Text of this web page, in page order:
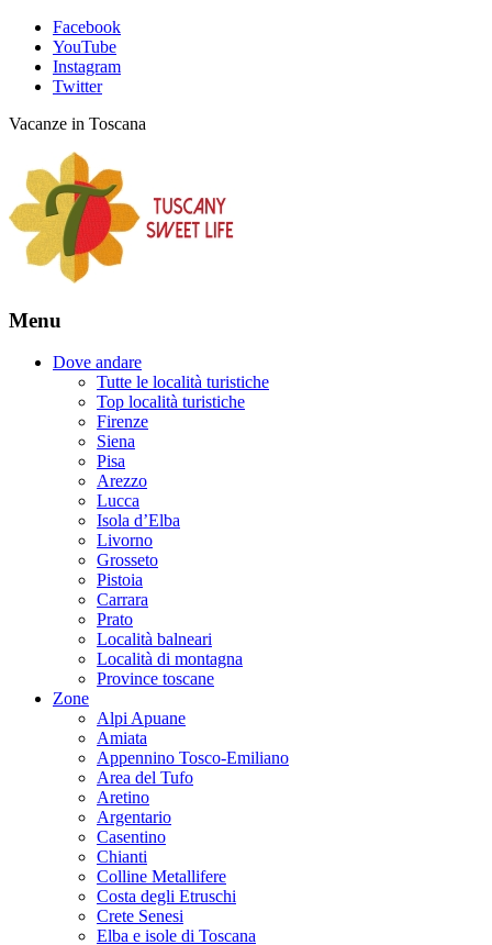
Facebook
YouTube
Instagram
Twitter
Vacanze in Toscana
Menu
Dove andare
Tutte le località turistiche
Top località turistiche
Firenze
Siena
Pisa
Arezzo
Lucca
Isola d’Elba
Livorno
Grosseto
Pistoia
Carrara
Prato
Località balneari
Località di montagna
Province toscane
Zone
Alpi Apuane
Amiata
Appennino Tosco-Emiliano
Area del Tufo
Aretino
Argentario
Casentino
Chianti
Colline Metallifere
Costa degli Etruschi
Crete Senesi
Elba e isole di Toscana